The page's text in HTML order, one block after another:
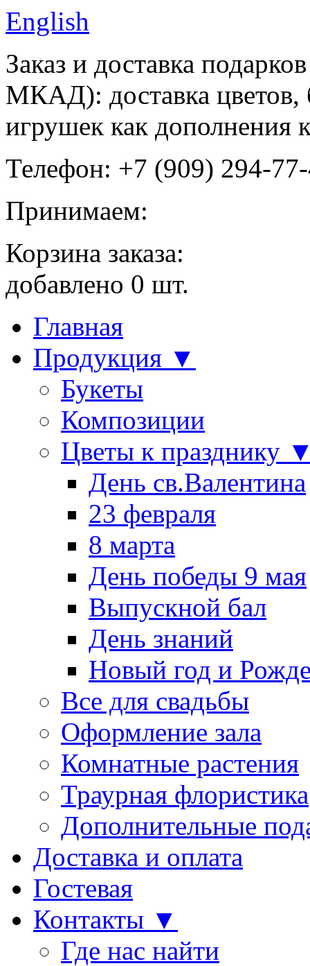
English
Заказ и доставка
МКАД): доставка цветов,
игрушек как дополнения
Телефон: +7 (909) 294-
Принимаем:
Корзина заказа:
добавлено 0 шт.
Главная
Продукция ▼
Букеты
Композиции
Цветы к празднику
День св.Валентина
23 февраля
8 марта
День победы 9 мая
Выпускной бал
День знаний
Новый год и
Все для свадьбы
Оформление зала
Комнатные растения
Траурная флористика
Дополнительные
Доставка и оплата
Гостевая
Контакты ▼
Где нас найти